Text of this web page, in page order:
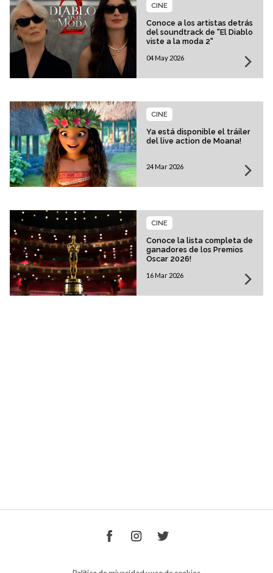
Conoce a los artistas detrás
del soundtrack de "El Diablo
viste a la moda 2"
CINE
04 May 2026
Ya está disponible el tráiler
del live action de Moana!
CINE
24 Mar 2026
Conoce la lista completa de
ganadores de los Premios
Oscar 2026!
CINE
16 Mar 2026